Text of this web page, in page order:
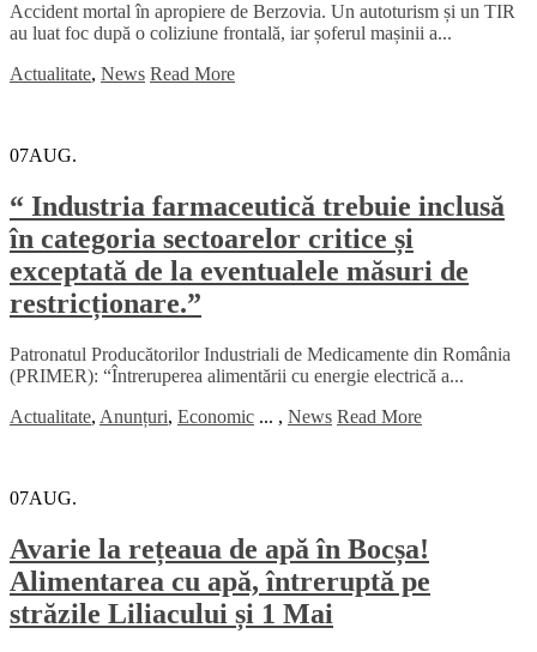
Accident mortal în apropiere de Berzovia. Un autoturism și un TIR
au luat foc după o coliziune frontală, iar șoferul mașinii a...
Actualitate, News Read More
07AUG.
“ Industria farmaceutică trebuie inclusă
în categoria sectoarelor critice și
exceptată de la eventualele măsuri de
restricționare.”
Patronatul Producătorilor Industriali de Medicamente din România
(PRIMER): “Întreruperea alimentării cu energie electrică a...
Actualitate, Anunțuri, Economic ... , News Read More
07AUG.
Avarie la rețeaua de apă în Bocșa!
Alimentarea cu apă, întreruptă pe
străzile Liliacului și 1 Mai